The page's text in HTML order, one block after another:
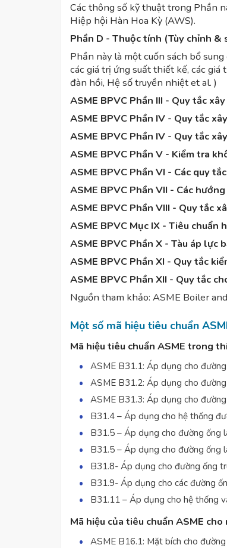
Các thông số kỹ thuật trong Phần
Hiệp hội Hàn Hoa Kỳ (AWS).
Phần D - Thuộc tính (Tùy chỉnh &
Phần này là một cuốn sách bổ
các giá trị ứng suất thiết kế, các
đàn hồi, Hệ số truyền nhiệt et al. )
ASME BPVC Phần III - Quy tắc
ASME BPVC Phần IV - Quy tắc
ASME BPVC Phần IV - Quy tắc
ASME BPVC Phần V - Kiểm tra
ASME BPVC Phần VI - Các quy
ASME BPVC Phần VII - Các
ASME BPVC Phần VIII - Quy tắc
ASME BPVC Mục IX - Tiêu chuẩn
ASME BPVC Phần X - Tàu áp lực
ASME BPVC Phần XI - Quy tắc
ASME BPVC Phần XII - Quy tắc
Nguồn tham khảo: ASME Boiler
Một số mã hiệu tiêu chuẩn
Mã hiệu tiêu chuẩn ASME trong
ASME B31.1: Áp dụng cho
ASME B31.2: Áp dụng cho
ASME B31.3: Áp dụng cho
B31.4 – Áp dụng cho hệ thống
B31.5 – Áp dụng cho đường ống
B31.5 – Áp dụng cho đường ống
B31.8- Áp dụng cho đường ống
B31.9- Áp dụng cho các đường
B31.11 – Áp dụng cho hệ thống
Mã hiệu của tiêu chuẩn ASME cho
ASME B16.1: Mặt bích cho